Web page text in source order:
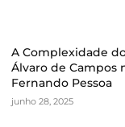
A Complexidade
Álvaro de Campos
Fernando Pessoa
junho 28, 2025